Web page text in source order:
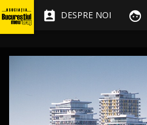
 DESPRE NOI 